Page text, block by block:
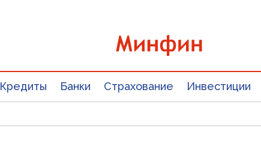
Кредиты Банки Страхование Инвестиции